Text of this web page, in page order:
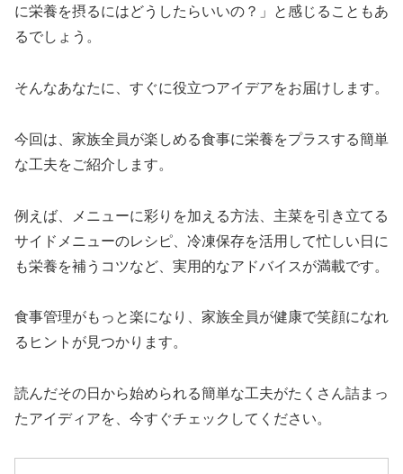
に栄養を摂るにはどうしたらいいの？」と感じることもあ
るでしょう。
そんなあなたに、すぐに役立つアイデアをお届けします。
今回は、家族全員が楽しめる食事に栄養をプラスする簡単
な工夫をご紹介します。
例えば、メニューに彩りを加える方法、主菜を引き立てる
サイドメニューのレシピ、冷凍保存を活用して忙しい日に
も栄養を補うコツなど、実用的なアドバイスが満載です。
食事管理がもっと楽になり、家族全員が健康で笑顔になれ
るヒントが見つかります。
読んだその日から始められる簡単な工夫がたくさん詰まっ
たアイディアを、今すぐチェックしてください。